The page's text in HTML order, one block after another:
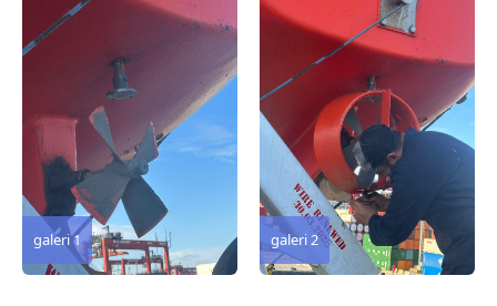
galeri 2
galeri 3